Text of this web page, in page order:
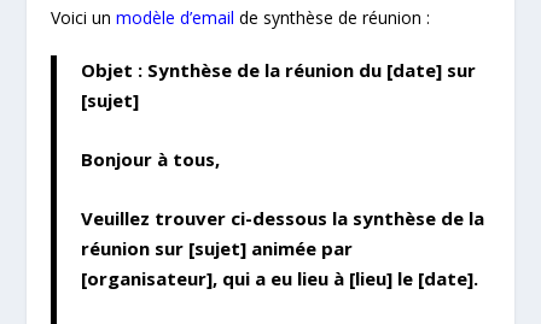
Voici un modèle d’email de synthèse de réunion :
Objet : Synthèse de la réunion du [date] sur
[sujet]
Bonjour à tous,
Veuillez trouver ci-dessous la synthèse de la
réunion sur [sujet] animée par
[organisateur], qui a eu lieu à [lieu] le [date].